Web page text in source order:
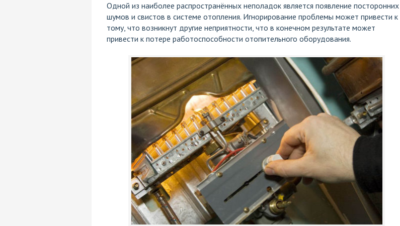
Одной из наиболее распространённых неполадок является появление посторонних
шумов и свистов в системе отопления. Игнорирование проблемы может привести к
тому, что возникнут другие неприятности, что в конечном результате может
привести к потере работоспособности отопительного оборудования.